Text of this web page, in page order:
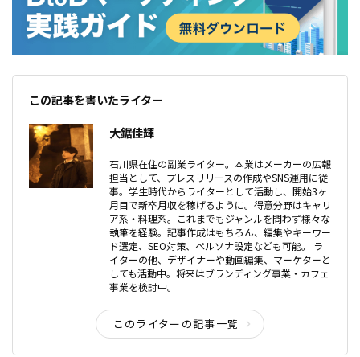
この記事を書いたライター
大鋸佳輝
石川県在住の副業ライター。本業はメーカーの広報
担当として、プレスリリースの作成やSNS運用に従
事。学生時代からライターとして活動し、開始3ヶ
月目で新卒月収を稼げるように。得意分野はキャリ
ア系・料理系。これまでもジャンルを問わず様々な
執筆を経験。記事作成はもちろん、編集やキーワー
ド選定、SEO対策、ペルソナ設定なども可能。 ラ
イターの他、デザイナーや動画編集、マーケターと
しても活動中。将来はブランディング事業・カフェ
事業を検討中。
このライターの記事一覧